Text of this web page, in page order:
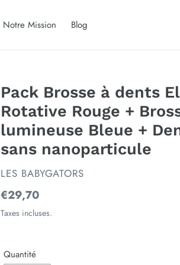
Notre Mission Blog
Pack Brosse à dents
Rotative Rouge +
lumineuse Bleue +
sans nanoparticule
DISTRIBUTEUR
LES BABYGATORS
Prix
normal
€29,70
Taxes incluses.
Quantité